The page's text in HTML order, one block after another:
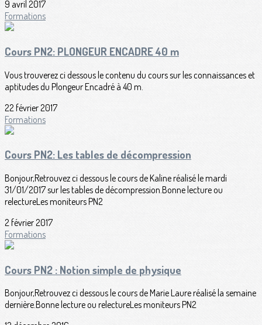
9 avril 2017
Formations
Cours PN2: PLONGEUR ENCADRE 40 m
Vous trouverez ci dessous le contenu du cours sur les connaissances et
aptitudes du Plongeur Encadré à 40 m.
22 février 2017
Formations
Cours PN2: Les tables de décompression
Bonjour,Retrouvez ci dessous le cours de Kaline réalisé le mardi
31/01/2017 sur les tables de décompression.Bonne lecture ou
relectureLes moniteurs PN2
2 février 2017
Formations
Cours PN2 : Notion simple de physique
Bonjour,Retrouvez ci dessous le cours de Marie Laure réalisé la semaine
dernière.Bonne lecture ou relectureLes moniteurs PN2